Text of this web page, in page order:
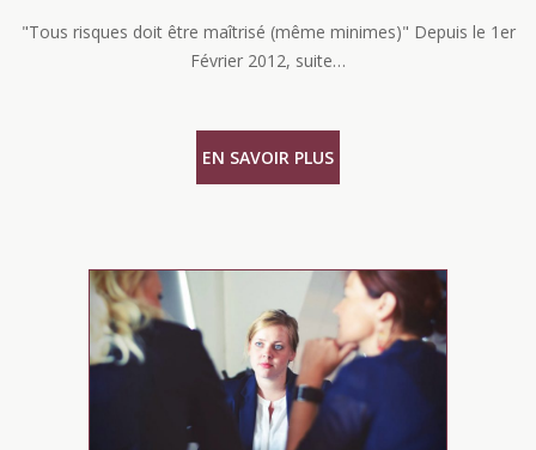
"Tous risques doit être maîtrisé (même minimes)" Depuis le 1er
Février 2012, suite…
EN SAVOIR PLUS